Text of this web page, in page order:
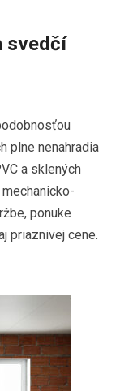
svedčí
plne nenahradia
a sklených
ponuke
priaznivej cene.